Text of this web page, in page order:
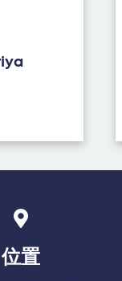
位置